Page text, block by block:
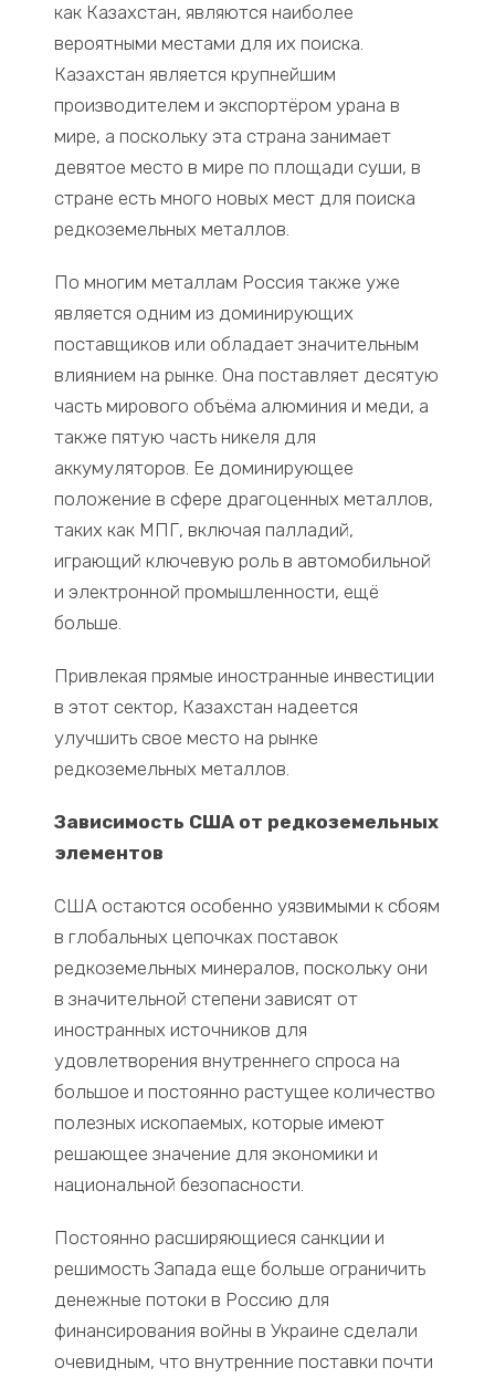
как Казахстан, являются наиболее
вероятными местами для их поиска.
Казахстан является крупнейшим
производителем и экспортёром урана в
мире, а поскольку эта страна занимает
девятое место в мире по площади суши, в
стране есть много новых мест для поиска
редкоземельных металлов.
По многим металлам Россия также уже
является одним из доминирующих
поставщиков или обладает значительным
влиянием на рынке. Она поставляет десятую
часть мирового объёма алюминия и меди, а
также пятую часть никеля для
аккумуляторов. Ее доминирующее
положение в сфере драгоценных металлов,
таких как МПГ, включая палладий,
играющий ключевую роль в автомобильной
и электронной промышленности, ещё
больше.
Привлекая прямые иностранные инвестиции
в этот сектор, Казахстан надеется
улучшить свое место на рынке
редкоземельных металлов.
Зависимость США от редкоземельных
элементов
США остаются особенно уязвимыми к сбоям
в глобальных цепочках поставок
редкоземельных минералов, поскольку они
в значительной степени зависят от
иностранных источников для
удовлетворения внутреннего спроса на
большое и постоянно растущее количество
полезных ископаемых, которые имеют
решающее значение для экономики и
национальной безопасности.
Постоянно расширяющиеся санкции и
решимость Запада еще больше ограничить
денежные потоки в Россию для
финансирования войны в Украине сделали
очевидным, что внутренние поставки почти